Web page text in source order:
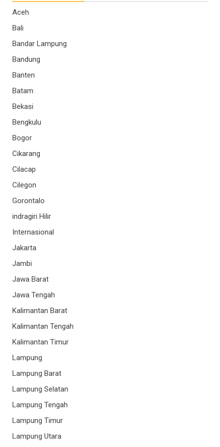
Aceh
Bali
Bandar Lampung
Bandung
Banten
Batam
Bekasi
Bengkulu
Bogor
Cikarang
Cilacap
Cilegon
Gorontalo
indragiri Hilir
Internasional
Jakarta
Jambi
Jawa Barat
Jawa Tengah
Kalimantan Barat
Kalimantan Tengah
Kalimantan Timur
Lampung
Lampung Barat
Lampung Selatan
Lampung Tengah
Lampung Timur
Lampung Utara